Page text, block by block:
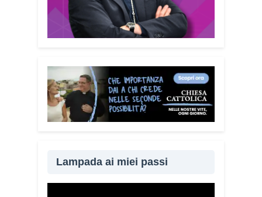
Lampada ai miei passi